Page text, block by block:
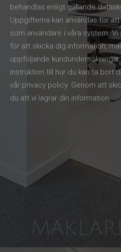
behandlas enligt gällande
Uppgifterna kan användas för
som användare i våra system.
för att skicka dig information,
uppföljande
instruktion till hur du kan ta bort
vår privacy policy. Genom att
du att vi lagrar din information.